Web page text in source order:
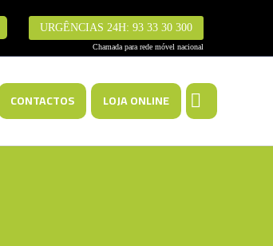
URGÊNCIAS 24H: 93 33 30 300
CONTACTOS LOJA ONLINE